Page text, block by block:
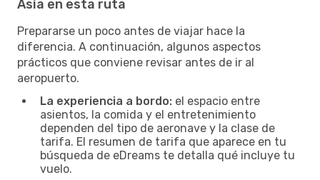
Asia en esta ruta
Prepararse un poco antes de viajar hace la
diferencia. A continuación, algunos aspectos
prácticos que conviene revisar antes de ir al
aeropuerto.
La experiencia a bordo: el espacio entre
asientos, la comida y el entretenimiento
dependen del tipo de aeronave y la clase de
tarifa. El resumen de tarifa que aparece en tu
búsqueda de eDreams te detalla qué incluye tu
vuelo.